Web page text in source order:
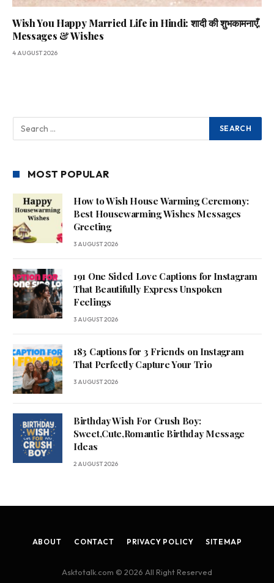
Wish You Happy Married Life in Hindi: शादी की शुभकामनाएँ,
Messages & Wishes
4 AUGUST 2026
MOST POPULAR
How to Wish House Warming Ceremony:
Best Housewarming Wishes Messages
Greeting
3 AUGUST 2026
191 One Sided Love Captions for Instagram
That Beautifully Express Unspoken
Feelings
3 AUGUST 2026
183 Captions for 3 Friends on Instagram
That Perfectly Capture Your Trio
3 AUGUST 2026
Birthday Wish For Crush Boy:
Sweet,Cute,Romantic Birthday Message
Ideas
2 AUGUST 2026
ABOUT CONTACT PRIVACY POLICY SITEMAP
Asktotalk.com © 2026 All Right Reserved